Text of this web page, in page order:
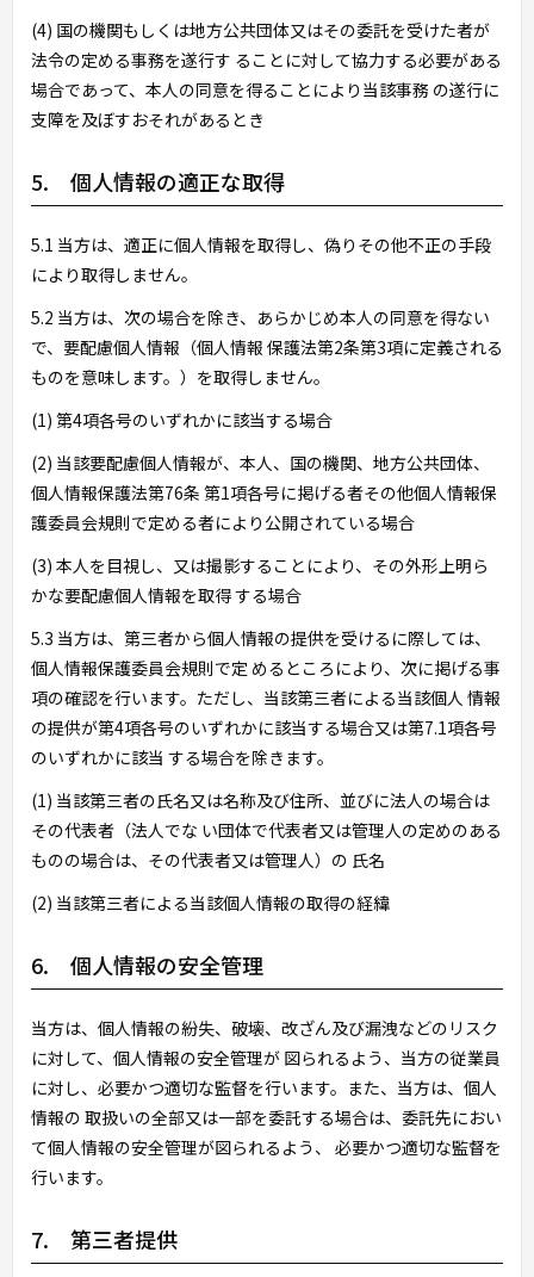
(4) 国の機関もしくは地方公共団体又はその委託を受けた者が
法令の定める事務を遂行す ることに対して協力する必要がある
場合であって、本人の同意を得ることにより当該事務 の遂行に
支障を及ぼすおそれがあるとき
5. 個人情報の適正な取得
5.1 当方は、適正に個人情報を取得し、偽りその他不正の手段
により取得しません。
5.2 当方は、次の場合を除き、あらかじめ本人の同意を得ない
で、要配慮個人情報（個人情報 保護法第2条第3項に定義される
ものを意味します。）を取得しません。
(1) 第4項各号のいずれかに該当する場合
(2) 当該要配慮個人情報が、本人、国の機関、地方公共団体、
個人情報保護法第76条 第1項各号に掲げる者その他個人情報保
護委員会規則で定める者により公開されている場合
(3) 本人を目視し、又は撮影することにより、その外形上明ら
かな要配慮個人情報を取得 する場合
5.3 当方は、第三者から個人情報の提供を受けるに際しては、
個人情報保護委員会規則で定 めるところにより、次に掲げる事
項の確認を行います。ただし、当該第三者による当該個人 情報
の提供が第4項各号のいずれかに該当する場合又は第7.1項各号
のいずれかに該当 する場合を除きます。
(1) 当該第三者の氏名又は名称及び住所、並びに法人の場合は
その代表者（法人でな い団体で代表者又は管理人の定めのある
ものの場合は、その代表者又は管理人）の 氏名
(2) 当該第三者による当該個人情報の取得の経緯
6. 個人情報の安全管理
当方は、個人情報の紛失、破壊、改ざん及び漏洩などのリスク
に対して、個人情報の安全管理が 図られるよう、当方の従業員
に対し、必要かつ適切な監督を行います。また、当方は、個人
情報の 取扱いの全部又は一部を委託する場合は、委託先におい
て個人情報の安全管理が図られるよう、 必要かつ適切な監督を
行います。
7. 第三者提供